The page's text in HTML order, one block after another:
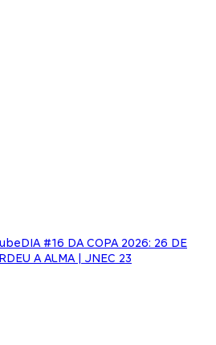
DIA #16 DA COPA 2026: 26 DE
A ALMA | JNEC 23